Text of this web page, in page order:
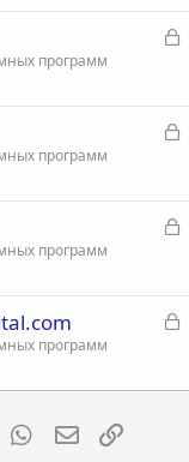
З
программ
З
программ
З
программ
З
р
программ
Tumblr WhatsApp